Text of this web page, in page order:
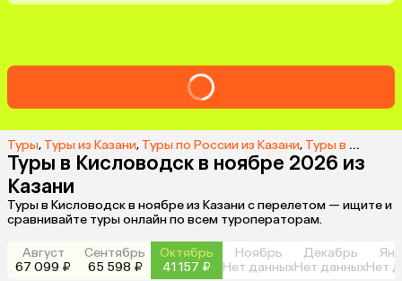
Туры, Туры из Казани, Туры по России из Казани, Туры в Кисловодск из Казани
Туры в Кисловодск в ноябре 2026 из
Казани
Туры в Кисловодск в ноябре из Казани с перелетом — ищите и
сравнивайте туры онлайн по всем туроператорам.
Август
67 099 ₽
Сентябрь
65 598 ₽
Октябрь
41 157 ₽
Ноябрь
Нет данных
Декабрь
Нет данныхНет